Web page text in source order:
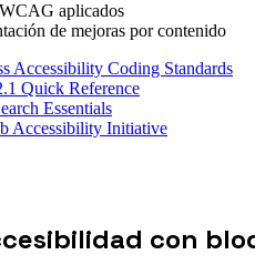
aplicados
de mejoras por contenido
Accessibility Coding Standards
Quick Reference
Essentials
Accessibility Initiative
con